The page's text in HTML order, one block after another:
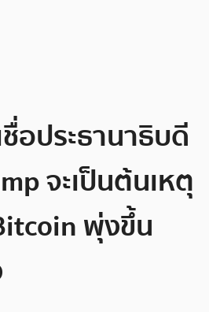
อประธานาธิบดี
จะเป็นต้นเหตุ
พุ่งขึ้น